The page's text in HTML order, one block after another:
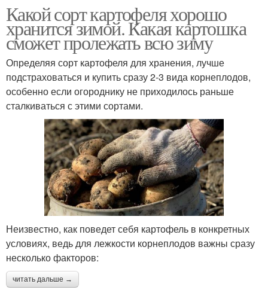
Какой сорт картофеля хорошо
хранится зимой. Какая картошка
сможет пролежать всю зиму
Определяя сорт картофеля для хранения, лучше
подстраховаться и купить сразу 2-3 вида корнеплодов,
особенно если огороднику не приходилось раньше
сталкиваться с этими сортами.
Неизвестно, как поведет себя картофель в конкретных
условиях, ведь для лежкости корнеплодов важны сразу
несколько факторов:
читать дальше →